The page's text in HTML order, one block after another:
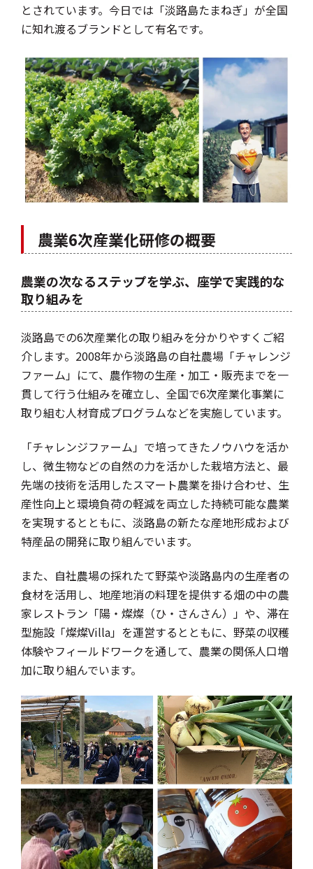
とされています。今日では「淡路島たまねぎ」が全国
に知れ渡るブランドとして有名です。
農業6次産業化研修の概要
農業の次なるステップを学ぶ、座学で実践的な
取り組みを
淡路島での6次産業化の取り組みを分かりやすくご紹
介します。2008年から淡路島の自社農場「チャレンジ
ファーム」にて、農作物の生産・加工・販売までを一
貫して行う仕組みを確立し、全国で6次産業化事業に
取り組む人材育成プログラムなどを実施しています。
「チャレンジファーム」で培ってきたノウハウを活か
し、微生物などの自然の力を活かした栽培方法と、最
先端の技術を活用したスマート農業を掛け合わせ、生
産性向上と環境負荷の軽減を両立した持続可能な農業
を実現するとともに、淡路島の新たな産地形成および
特産品の開発に取り組んでいます。
また、自社農場の採れたて野菜や淡路島内の生産者の
食材を活用し、地産地消の料理を提供する畑の中の農
家レストラン「陽・燦燦（ひ・さんさん）」や、滞在
型施設「燦燦Villa」を運営するとともに、野菜の収穫
体験やフィールドワークを通して、農業の関係人口増
加に取り組んでいます。